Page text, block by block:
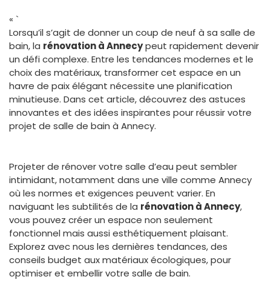
« `
Lorsqu’il s’agit de donner un coup de neuf à sa salle de
bain, la rénovation à Annecypeut rapidement devenir
un défi complexe. Entre les tendances modernes et le
choix des matériaux, transformer cet espace en un
havre de paix élégant nécessite une planification
minutieuse. Dans cet article, découvrez des astuces
innovantes et des idées inspirantes pour réussir votre
projet de salle de bain à Annecy.
Projeter de rénover votre salle d’eau peut sembler
intimidant, notamment dans une ville comme Annecy
où les normes et exigences peuvent varier. En
naviguant les subtilités de la rénovation à Annecy,
vous pouvez créer un espace non seulement
fonctionnel mais aussi esthétiquement plaisant.
Explorez avec nous les dernières tendances, des
conseils budget aux matériaux écologiques, pour
optimiser et embellir votre salle de bain.